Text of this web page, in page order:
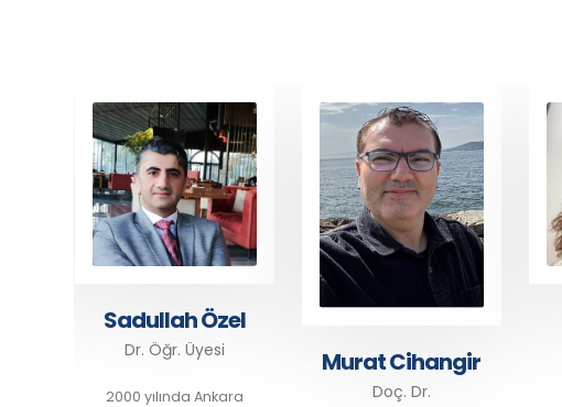
Sadullah Özel
Dr. Öğr. Üyesi
2000 yılında Ankara
Murat Cihangir
Doç. Dr.